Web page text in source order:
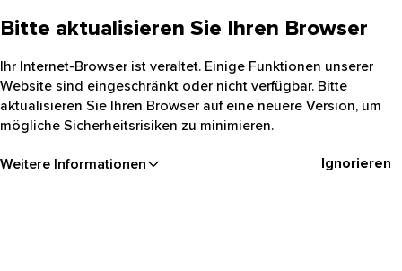
Bitte aktualisieren Sie Ihren Browser
Ihr Internet-Browser ist veraltet. Einige Funktionen unserer
Website sind eingeschränkt oder nicht verfügbar. Bitte
aktualisieren Sie Ihren Browser auf eine neuere Version, um
mögliche Sicherheitsrisiken zu minimieren.
Weitere Informationen Ignorieren